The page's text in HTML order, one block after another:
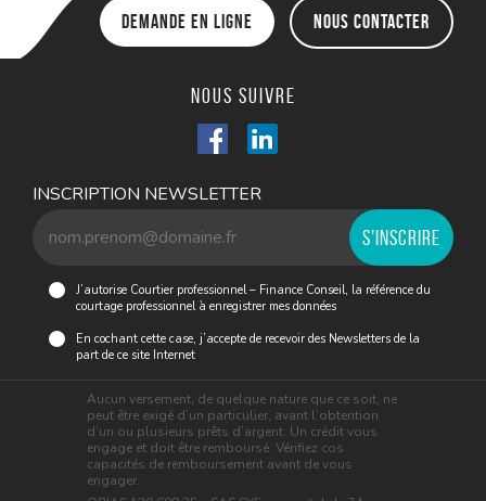
Demande en ligne Nous contacter
Nous suivre
INSCRIPTION NEWSLETTER
J’autorise Courtier professionnel – Finance Conseil, la référence du
courtage professionnel à enregistrer mes données
En cochant cette case, j’accepte de recevoir des Newsletters de la
part de ce site Internet
Aucun versement, de quelque nature que ce soit, ne
peut être exigé d’un particulier, avant l’obtention
d’un ou plusieurs prêts d’argent. Un crédit vous
engage et doit être remboursé. Vérifiez cos
capacités de remboursement avant de vous
engager.